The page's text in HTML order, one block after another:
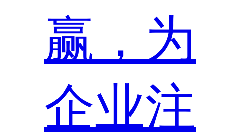
赢，为
企业注